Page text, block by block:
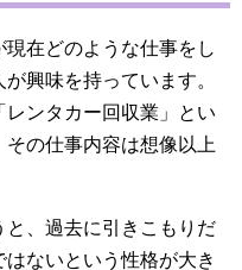
在どのような仕事をし
興味を持っています。
ンタカー回収業」とい
の仕事内容は想像以上
、過去に引きこもりだ
ないという性格が大き